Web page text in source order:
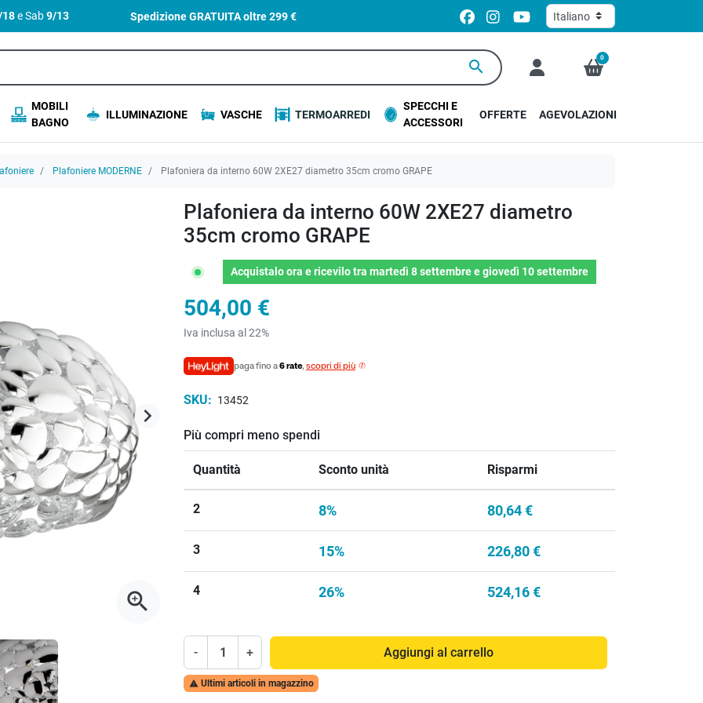
18e Sab9/13 Spedizione GRATUITA oltre299 €
search 0
MOBILI
BAGNO
ILLUMINAZIONE VASCHE TERMOARREDI
SPECCHI E
ACCESSORI
OFFERTE AGEVOLAZIONI
Plafoniere MODERNE Plafoniera da interno 60W 2XE27 diametro 35cm cromo GRAPE
Successivo
keyboard_arrow_right
zoom_in
Plafoniera da interno 60W 2XE27 diametro
35cm cromo GRAPE
Acquistalo ora e ricevilotramartedì 8 settembreegiovedì 10 settembre
504,00 €
Iva inclusa al 22%
paga fino a6 rate, scopri di più
SKU: 13452
Più compri meno spendi
Quantità Sconto unità Risparmi
2 8% 80,64 €
3 15% 226,80 €
4 26% 524,16 €
- + Aggiungi al carrello
 Ultimi articoli in magazzino